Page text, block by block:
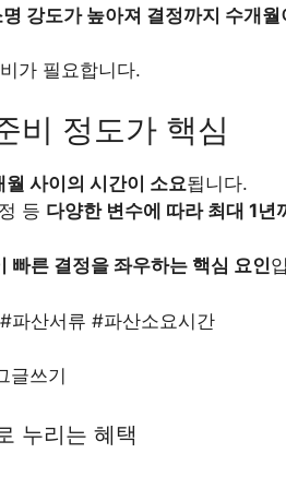
강도가 높아져 결정까지 수개월
가 필요합니다.
비 정도가 핵심
사이의 시간이 소요됩니다.
등 다양한 변수에 따라 최대 1년
빠른 결정을 좌우하는 핵심 요인
파산서류 #파산소요시간
글쓰기
누리는 혜택